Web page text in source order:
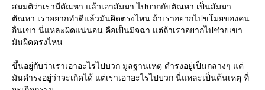
สมมติว่าเรามีตัณหา แล้วเอาสัมมา ไปบวกกับตัณหา เป็นสัมมา
ตัณหา เราอยากทำดีแล้วมันผิดตรงไหน ถ้าเราอยากไปขโมยของคน
อื่นเขา นี่แหละผิดแน่นอน คือเป็นมิจฉา แต่ถ้าเราอยากไปช่วยเขา
มันผิดตรงไหน
ขึ้นอยู่กับว่าเราเอาอะไรไปบวก มูลฐานเหตุ ดำรงอยู่เป็นกลางๆ แต่
มันดำรงอยู่ว่าจะเกิดได้ แต่เราเอาอะไรไปบวก นี่แหละเป็นต้นเหตุ ที่